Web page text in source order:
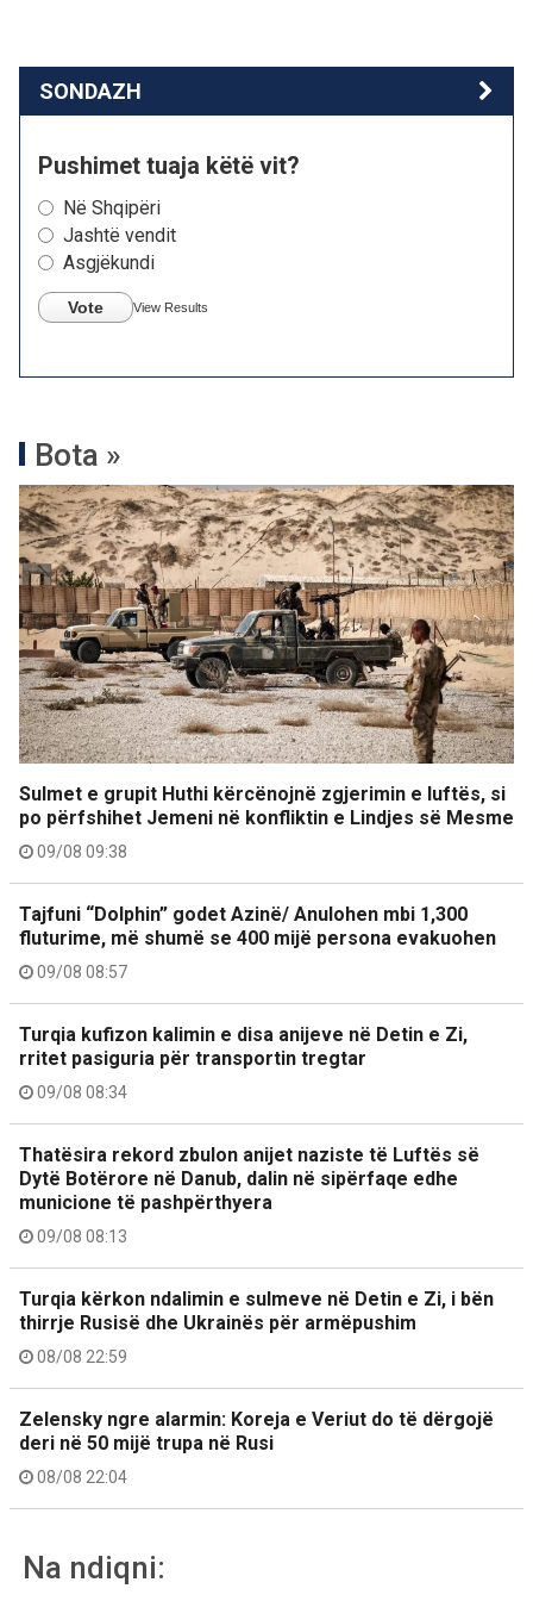
SONDAZH
Pushimet tuaja këtë vit?
Në Shqipëri
Jashtë vendit
Asgjëkundi
Vote View Results
Bota »
Sulmet e grupit Huthi kërcënojnë zgjerimin e luftës, si
po përfshihet Jemeni në konfliktin e Lindjes së Mesme
09/08 09:38
Tajfuni “Dolphin” godet Azinë/ Anulohen mbi 1,300
fluturime, më shumë se 400 mijë persona evakuohen
09/08 08:57
Turqia kufizon kalimin e disa anijeve në Detin e Zi,
rritet pasiguria për transportin tregtar
09/08 08:34
Thatësira rekord zbulon anijet naziste të Luftës së
Dytë Botërore në Danub, dalin në sipërfaqe edhe
municione të pashpërthyera
09/08 08:13
Turqia kërkon ndalimin e sulmeve në Detin e Zi, i bën
thirrje Rusisë dhe Ukrainës për armëpushim
08/08 22:59
Zelensky ngre alarmin: Koreja e Veriut do të dërgojë
deri në 50 mijë trupa në Rusi
08/08 22:04
Na ndiqni: